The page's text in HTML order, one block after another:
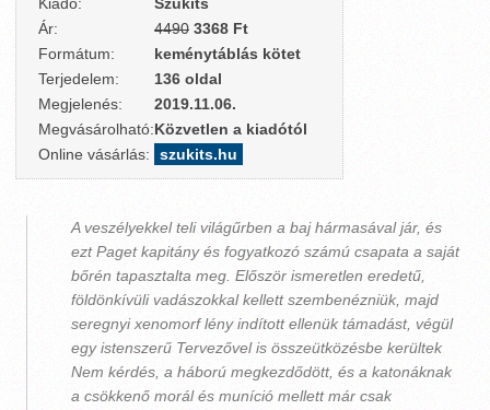
Ár:
4490 3368 Ft
Formátum:
keménytáblás kötet
Terjedelem:
136 oldal
Megjelenés:
2019.11.06.
Megvásárolható:Közvetlen a kiadótól
Online vásárlás:
szukits.hu
A veszélyekkel teli világűrben a baj hármasával jár, és
ezt Paget kapitány és fogyatkozó számú csapata a saját
bőrén tapasztalta meg. Először ismeretlen eredetű,
földönkívüli vadászokkal kellett szembenézniük, majd
seregnyi xenomorf lény indított ellenük támadást, végül
egy istenszerű Tervezővel is összeütközésbe kerültek
Nem kérdés, a háború megkezdődött, és a katonáknak
a csökkenő morál és muníció mellett már csak